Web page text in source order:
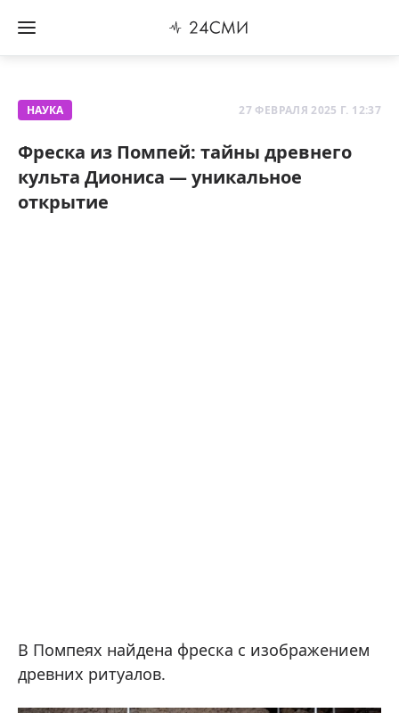
НАУКА 27 ФЕВРАЛЯ 2025 Г. 12:37
Фреска из Помпей: тайны древнего
культа Диониса — уникальное
открытие
В Помпеях найдена фреска с изображением
древних ритуалов.